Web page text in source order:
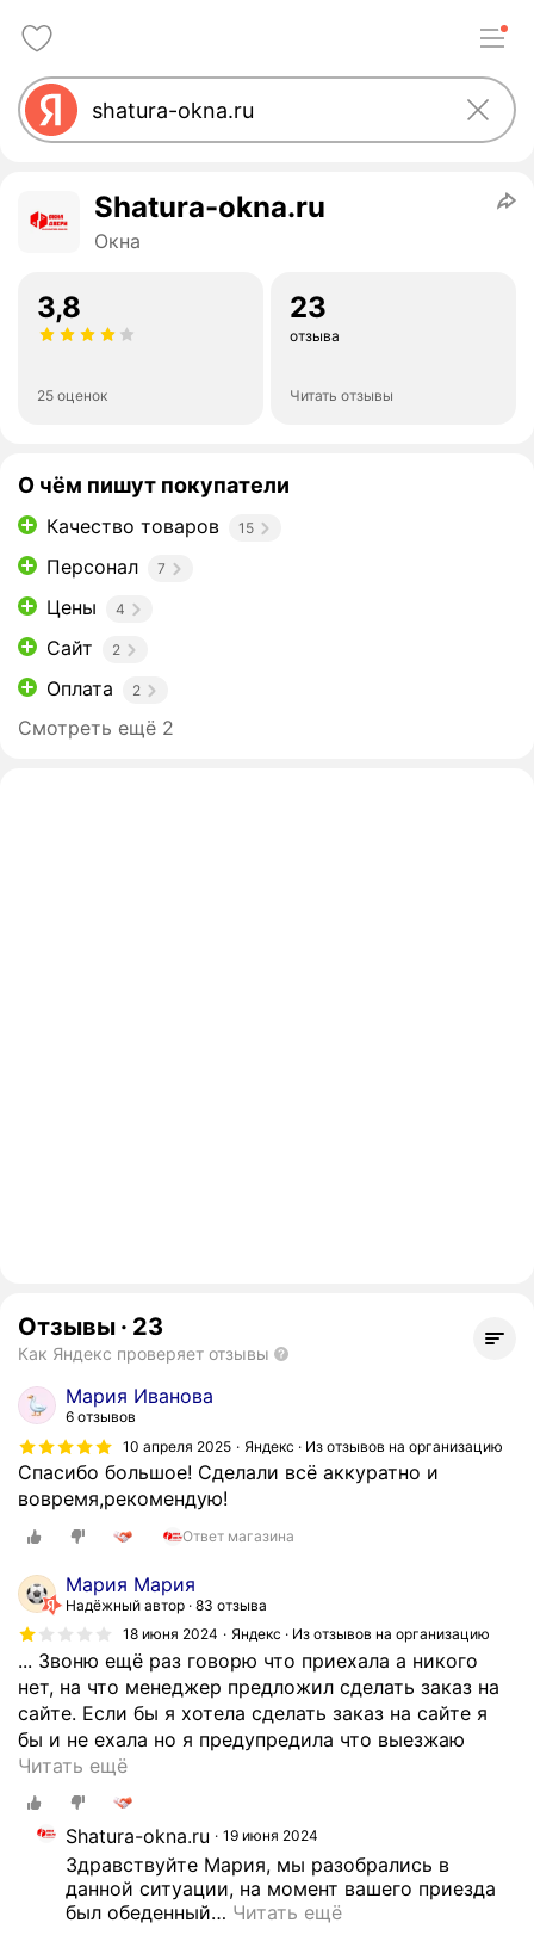
Shatura-okna.ru
Окна
3,8
25 оценок
23
отзыва
Читать отзывы
О чём пишут покупатели
Качество товаров 15
Персонал 7
Цены 4
Сайт 2
Оплата 2
Смотреть ещё 2
Отзывы · 23
Как Яндекс проверяет отзывы
Мария Иванова
6 отзывов
10 апреля 2025
Яндекс · Из отзывов на организацию
Спасибо большое! Сделали всё аккуратно и
вовремя,рекомендую!
Ответ магазина
Мария Мария
Надёжный автор 83 отзыва
18 июня 2024
Яндекс · Из отзывов на организацию
... Звоню ещё раз говорю что приехала а никого
нет, на что менеджер предложил сделать заказ на
сайте. Если бы я хотела сделать заказ на сайте я
бы и не ехала но я предупредила что выезжаю
Читать ещёО
р
а
т
и
Shatura-okna.ru 19 июня 2024
Здравствуйте Мария, мы разобрались в
данной ситуации, на момент вашего приезда
был обеденный… Читать ещё